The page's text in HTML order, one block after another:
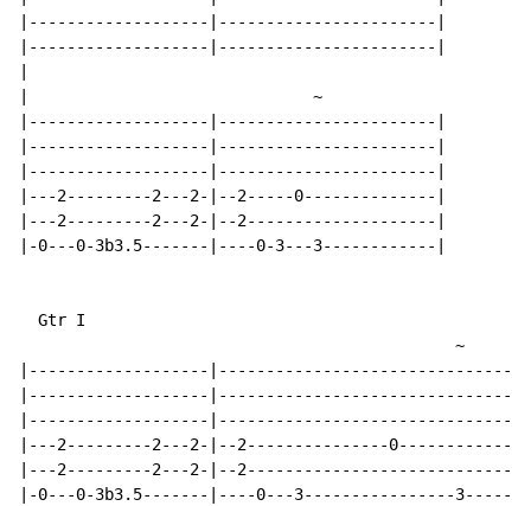
|-------------------|-----------------------|
|-------------------|-----------------------|
~
|-------------------|-----------------------|
|-------------------|-----------------------|
|-------------------|-----------------------|
|---2---------2---2-|--2-----0--------------|
|---2---------2---2-|--2--------------------|
|-0---0-3b3.5-------|----0-3---3------------|
  Gtr I
~
|-------------------|--------------------------------|
|-------------------|--------------------------------|
|-------------------|--------------------------------|
|---2---------2---2-|--2---------------0-------------|
|---2---------2---2-|--2-----------------------------|
|-0---0-3b3.5-------|----0---3----------------3------|